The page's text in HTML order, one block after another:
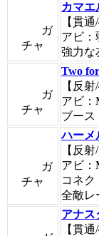
ガ
チャ
カマエ
【貫
アビ：
強力な
ガ
チャ
Two
【反
アビ：
ブース
ガ
チャ
ハーメ
【反
アビ：
コネク
全敵レ
アナス
【貫